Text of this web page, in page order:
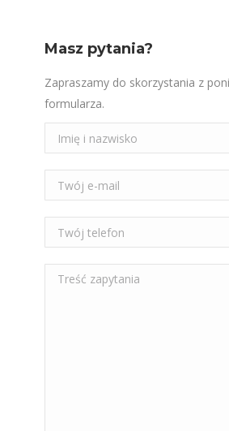
Masz pytania?
Zapraszamy do skorzystania z
formularza.